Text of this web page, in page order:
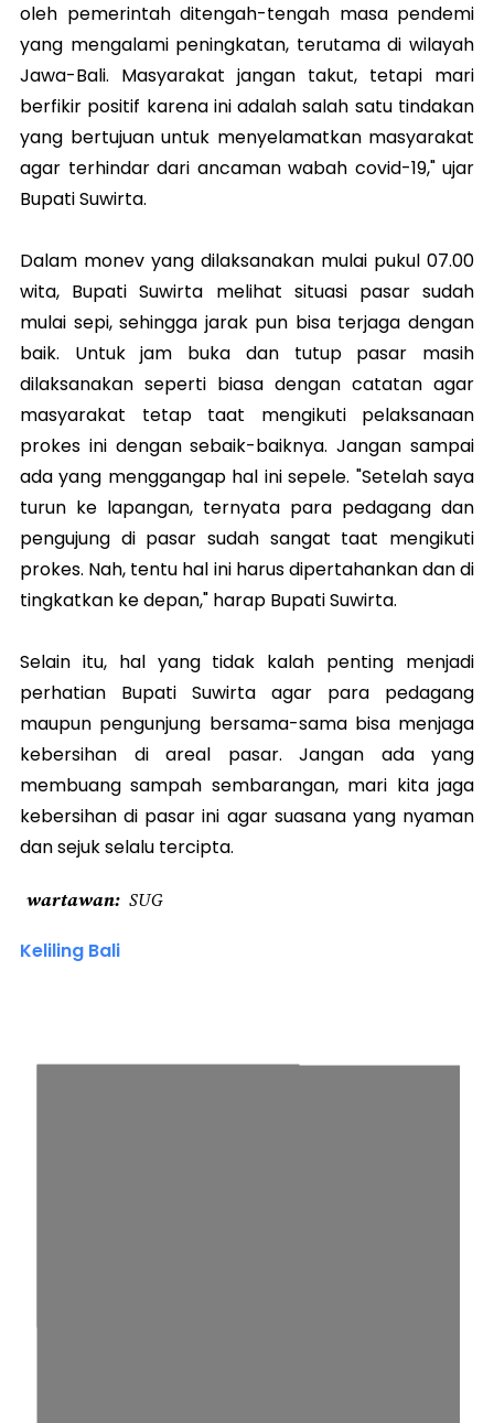
oleh pemerintah ditengah-tengah masa pendemi
yang mengalami peningkatan, terutama di wilayah
Jawa-Bali. Masyarakat jangan takut, tetapi mari
berfikir positif karena ini adalah salah satu tindakan
yang bertujuan untuk menyelamatkan masyarakat
agar terhindar dari ancaman wabah covid-19," ujar
Bupati Suwirta.
Dalam monev yang dilaksanakan mulai pukul 07.00
wita, Bupati Suwirta melihat situasi pasar sudah
mulai sepi, sehingga jarak pun bisa terjaga dengan
baik. Untuk jam buka dan tutup pasar masih
dilaksanakan seperti biasa dengan catatan agar
masyarakat tetap taat mengikuti pelaksanaan
prokes ini dengan sebaik-baiknya. Jangan sampai
ada yang menggangap hal ini sepele. "Setelah saya
turun ke lapangan, ternyata para pedagang dan
pengujung di pasar sudah sangat taat mengikuti
prokes. Nah, tentu hal ini harus dipertahankan dan di
tingkatkan ke depan," harap Bupati Suwirta.
Selain itu, hal yang tidak kalah penting menjadi
perhatian Bupati Suwirta agar para pedagang
maupun pengunjung bersama-sama bisa menjaga
kebersihan di areal pasar. Jangan ada yang
membuang sampah sembarangan, mari kita jaga
kebersihan di pasar ini agar suasana yang nyaman
dan sejuk selalu tercipta.
wartawan SUG
Keliling Bali